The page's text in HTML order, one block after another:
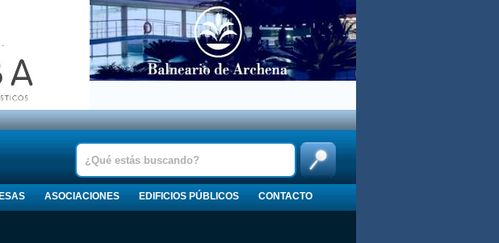
ASOCIACIONES EDIFICIOS PÚBLICOS CONTACTO